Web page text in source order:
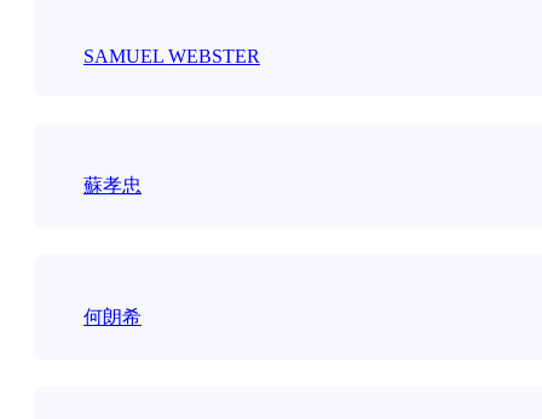
SAMUEL WEBSTER
蘇孝忠
何朗希